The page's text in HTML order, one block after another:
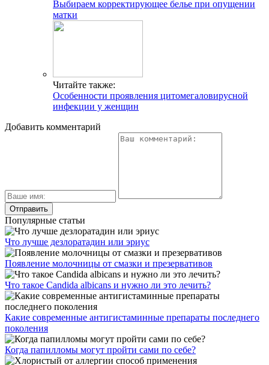
Выбираем корректирующее белье при опущении
матки
Читайте также:
Особенности проявления цитомегаловирусной
инфекции у женщин
Добавить комментарий
Популярные статьи
Что лучше дезлоратадин или эриус
Появление молочницы от смазки и презервативов
Что такое Candida albicans и нужно ли это лечить?
Какие современные антигистаминные препараты последнего
поколения
Когда папилломы могут пройти сами по себе?